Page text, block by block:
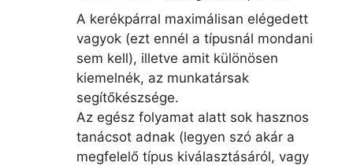
A kerékpárral maximálisan elégedett
vagyok (ezt ennél a típusnál mondani
sem kell), illetve amit különösen
kiemelnék, az munkatársak
segítőkészsége.
Az egész folyamat alatt sok hasznos
tanácsot adnak (legyen szó akár a
megfelelő típus kiválasztásáról, vagy